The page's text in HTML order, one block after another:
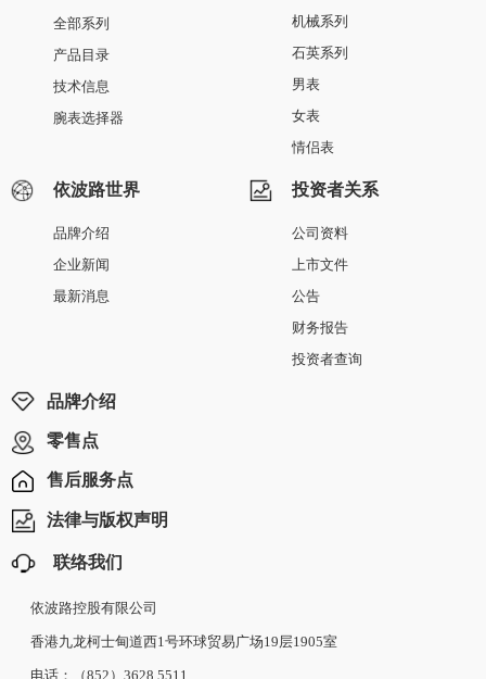
全部系列
产品目录
技术信息
腕表选择器
机械系列
石英系列
男表
女表
情侣表
依波路世界
品牌介绍
企业新闻
最新消息
投资者关系
公司资料
上市文件
公告
财务报告
投资者查询
品牌介绍
零售点
售后服务点
法律与版权声明
联络我们
依波路控股有限公司
香港九龙柯士甸道西1号环球贸易广场19层1905室
电话：（852）3628 5511